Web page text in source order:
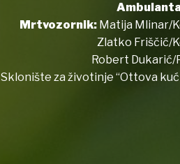
Mrtvozornik: Matija Mlinar/
Zlatko Friščić/
Robert Dukarić/
Sklonište za životinje “Ottova